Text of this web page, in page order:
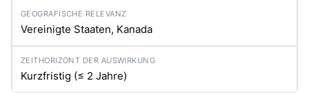
Vereinigte Staaten, Kanada
Kurzfristig (≤ 2 Jahre)